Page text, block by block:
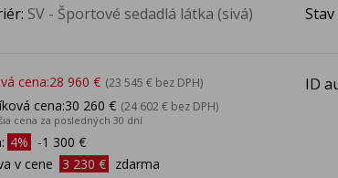
SV - Športové sedadlá látka (sivá)
cena:28 960 € (23 545 € bez DPH)
cena:30 260 € (24 602 € bez DPH)
cena za posledných 30 dní
4%
-1 300 €
v cene
3 230 € zdarma
ID